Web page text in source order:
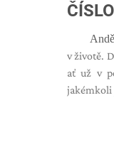
v životě.
ať už v
jakémkoli